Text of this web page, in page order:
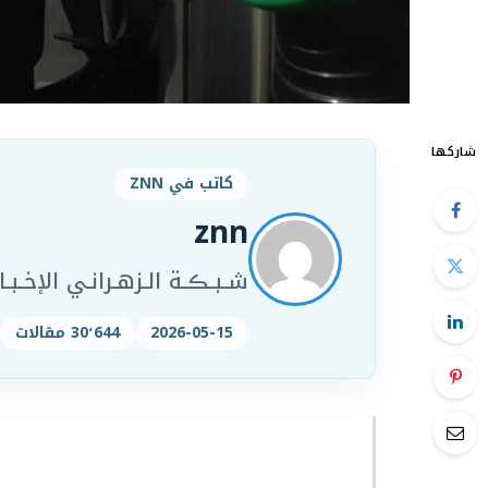
شاركها
كاتب في ZNN
znn
شـبـڪـة الـزهـرانـي
2026-05-15 30٬644 مقالات